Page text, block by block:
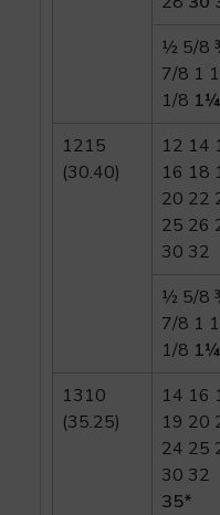
½ 5/8
7/8 1
1/8 1¼
1215
(30.40)
12 14
16 18
20 22
25 26
30 32
½ 5/8
7/8 1
1/8 1¼
1310
(35.25)
14 16
19 20
24 25
30 32
35*